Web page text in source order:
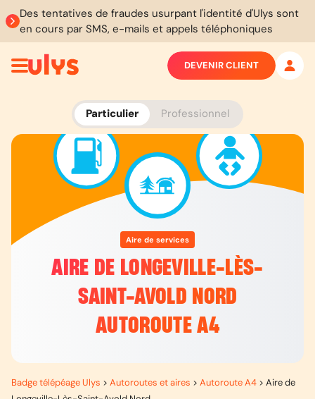
Des tentatives de fraudes usurpant l'identité d'Ulys sont
en cours par SMS, e-mails et appels téléphoniques
Particulier Professionnel
DEVENIR CLIENT
Aire de services
AIRE DE LONGEVILLE-LÈS-
SAINT-AVOLD NORD
AUTOROUTE A4
Badge télépéage Ulys > Autoroutes et aires > Autoroute A4 > Aire de